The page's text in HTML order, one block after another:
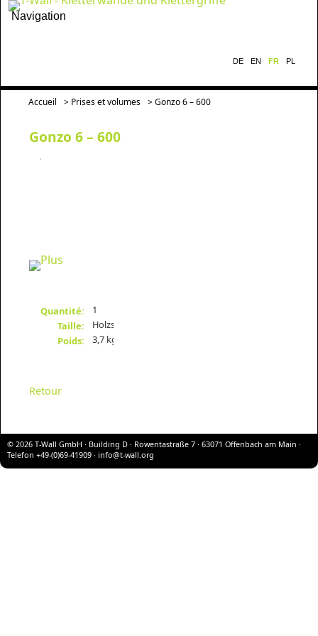
Navigation
DE EN FR PL
Accueil > Prises et volumes > Gonzo 6 – 600
Gonzo 6 – 600
Quantité:
1
Taille:
Holzstrukturen
Poids:
3,7 kg
Retour
© 2026 T-Wall GmbH · Building D · Rowentastraße 7 · 63071 Offenbach am Main ·
Telefon +49-(0)69-41909 · info@t-wall.org